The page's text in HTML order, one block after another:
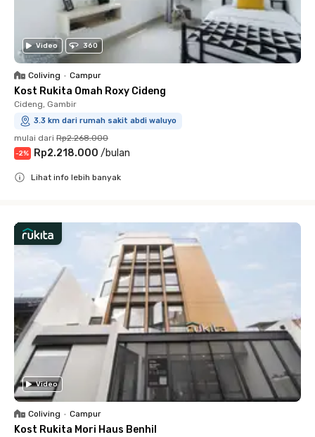
Video 360
Coliving • Campur
Kost Rukita Omah Roxy Cideng
Cideng, Gambir
3.3 km dari rumah sakit abdi waluyo
mulai dari Rp2.268.000
-2% Rp2.218.000 /bulan
Lihat info lebih banyak
Video
Coliving • Campur
Kost Rukita Mori Haus Benhil